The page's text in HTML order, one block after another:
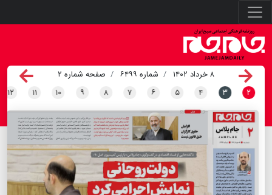
۸ خرداد ۱۴۰۲ شماره ۶۴۹۹
صفحه شماره ۲
۲ ۳ ۴ ۵ ۶ ۷ ۸ ۹ ۱۰ ۱۱ ۱۲